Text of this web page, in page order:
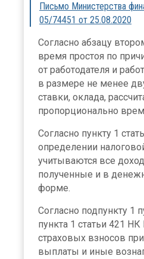
Письмо Министерства
05/74451 от 25.08.2020
Согласно абзацу
время простоя по
от работодателя и
в размере не менее
ставки, оклада,
пропорционально
Согласно пункту 1
определении
учитываются все
полученные и в
форме.
Согласно подпункту 1
пункта 1 статьи 421
страховых взносов
выплаты и иные